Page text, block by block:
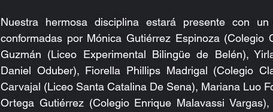
Nuestra hermosa disciplina estará presente con
conformadas por Mónica Gutiérrez Espinoza (Colegio
Guzmán (Liceo Experimental Bilingüe de Belén),
Daniel Oduber), Fiorella Phillips Madrigal (Colegio
Carvajal (Liceo Santa Catalina De Sena), Mariana Luo
Ortega Gutiérrez (Colegio Enrique Malavassi